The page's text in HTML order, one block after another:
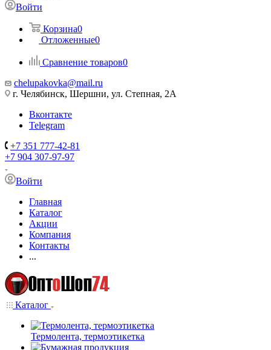
Войти
Корзина0
Отложенные0
Сравнение товаров0
chelupakovka@mail.ru
г. Челябинск, Шершни, ул. Степная, 2А
Вконтакте
Telegram
+7 351 777-42-81
+7 904 307-97-97
Войти
Главная
Каталог
Акции
Компания
Контакты
...
Каталог
Термолента, термоэтикетка